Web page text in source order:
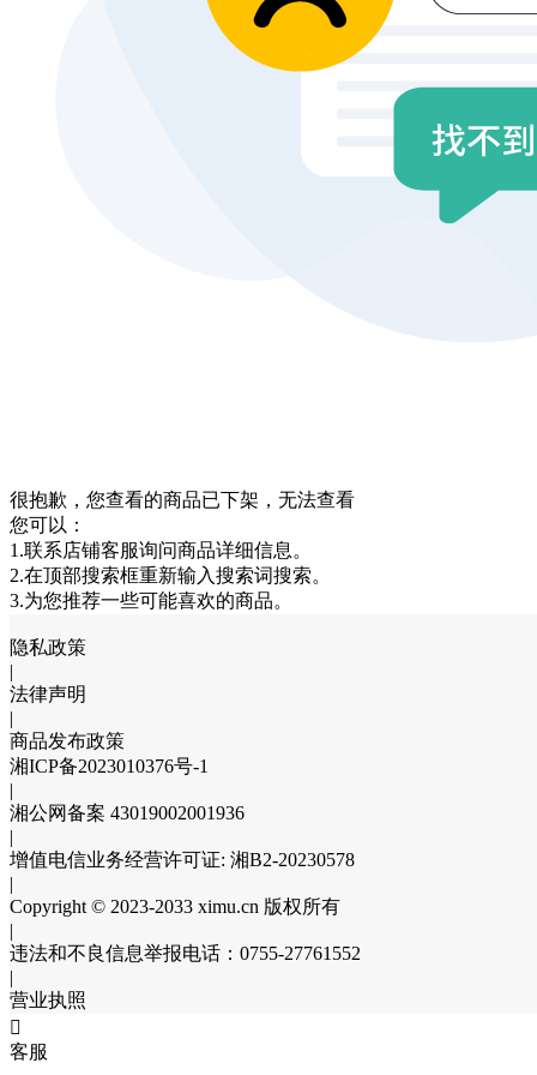
很抱歉，您查看的商品已下架，无法查看
您可以：
1.联系店铺客服询问商品详细信息。
2.在顶部搜索框重新输入搜索词搜索。
3.为您推荐一些可能喜欢的商品。
隐私政策
|
法律声明
|
商品发布政策
湘ICP备2023010376号-1
|
湘公网备案 43019002001936
|
增值电信业务经营许可证: 湘B2-20230578
|
Copyright © 2023-2033 ximu.cn 版权所有
|
违法和不良信息举报电话：0755-27761552
|
营业执照

客服